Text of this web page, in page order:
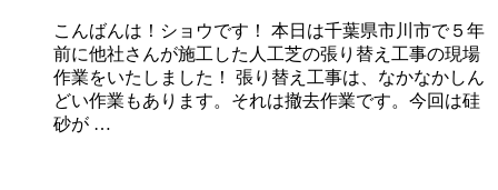
こんばんは！ショウです！ 本日は千葉県市川市で５年
前に他社さんが施工した人工芝の張り替え工事の現場
作業をいたしました！ 張り替え工事は、なかなかしん
どい作業もあります。それは撤去作業です。今回は硅
砂が …